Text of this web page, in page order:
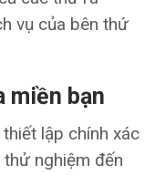
vụ của bên thứ
miền bạn
lập chính xác
nghiệm đến